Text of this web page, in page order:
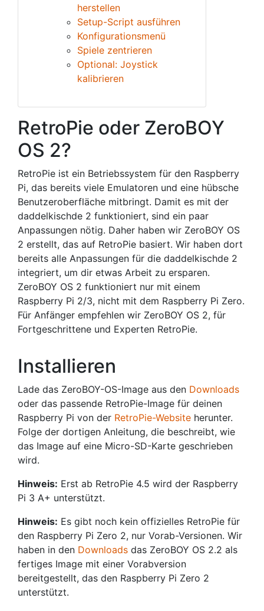
herstellen
Setup-Script ausführen
Konfigurationsmenü
Spiele zentrieren
Optional: Joystick
kalibrieren
RetroPie oder ZeroBOY
OS 2?
RetroPie ist ein Betriebssystem für den Raspberry
Pi, das bereits viele Emulatoren und eine hübsche
Benutzeroberfläche mitbringt. Damit es mit der
daddelkischde 2 funktioniert, sind ein paar
Anpassungen nötig. Daher haben wir ZeroBOY OS
2 erstellt, das auf RetroPie basiert. Wir haben dort
bereits alle Anpassungen für die daddelkischde 2
integriert, um dir etwas Arbeit zu ersparen.
ZeroBOY OS 2 funktioniert nur mit einem
Raspberry Pi 2/3, nicht mit dem Raspberry Pi Zero.
Für Anfänger empfehlen wir ZeroBOY OS 2, für
Fortgeschrittene und Experten RetroPie.
Installieren
Lade das ZeroBOY-OS-Image aus den Downloads
oder das passende RetroPie-Image für deinen
Raspberry Pi von der RetroPie-Website herunter.
Folge der dortigen Anleitung, die beschreibt, wie
das Image auf eine Micro-SD-Karte geschrieben
wird.
Hinweis: Erst ab RetroPie 4.5 wird der Raspberry
Pi 3 A+ unterstützt.
Hinweis: Es gibt noch kein offizielles RetroPie für
den Raspberry Pi Zero 2, nur Vorab-Versionen. Wir
haben in den Downloads das ZeroBOY OS 2.2 als
fertiges Image mit einer Vorabversion
bereitgestellt, das den Raspberry Pi Zero 2
unterstützt.